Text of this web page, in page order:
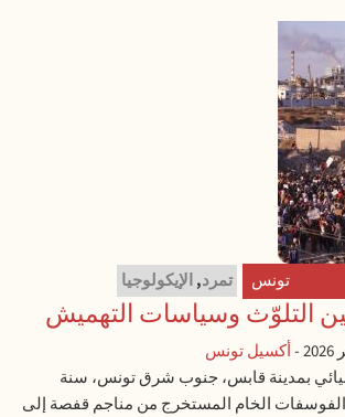
تونس تمرد,الإيكولوجيا
التلوّث وسياسات التهميش
-أكسيل تونس
بمدينة قابس، جنوب شرق تونس، سنة
الفوسفات الخام المستخرج من مناجم قفصة إلى